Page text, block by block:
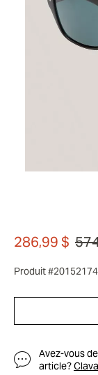
286,99 $
Produit
Avez-vous
article?